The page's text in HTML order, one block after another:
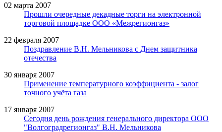
02 марта 2007
Прошли очередные декадные торги на электронной
торговой площадке ООО «Межрегионгаз»
22 февраля 2007
Поздравление В.Н. Мельникова с Днем защитника
отечества
30 января 2007
Применение температурного коэффициента - залог
точного учёта газа
17 января 2007
Сегодня день рождения генерального директора ООО
"Волгоградрегионгаз" В.Н. Мельникова